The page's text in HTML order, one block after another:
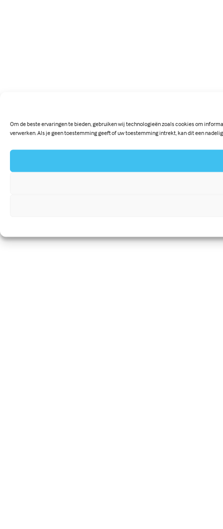
Om de beste ervaringen te bieden, gebruiken wij technologieën zoals cookies om
verwerken. Als je geen toestemming geeft of uw toestemming intrekt, kan dit een